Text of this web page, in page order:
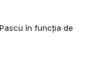
în funcția de